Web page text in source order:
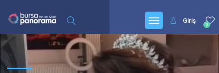
0
Giriş